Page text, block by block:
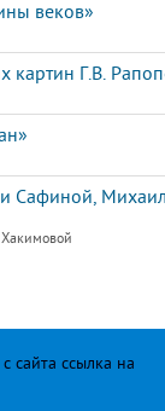
веков»
картин Г.В.
Сафиной,
Хакимовой
сайта ссылка на